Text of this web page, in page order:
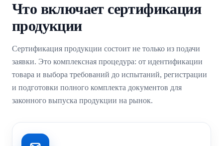
Что включает сертификация
продукции
Сертификация продукции состоит не только из подачи
заявки. Это комплексная процедура: от идентификации
товара и выбора требований до испытаний, регистрации
и подготовки полного комплекта документов для
законного выпуска продукции на рынок.